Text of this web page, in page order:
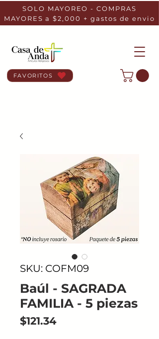
SOLO MAYOREO - COMPRAS
MAYORES a $2,000 + gastos de envio
FAVORITOS
SKU: COFM09
Baúl - SAGRADA
FAMILIA - 5 piezas
$121.34Precio